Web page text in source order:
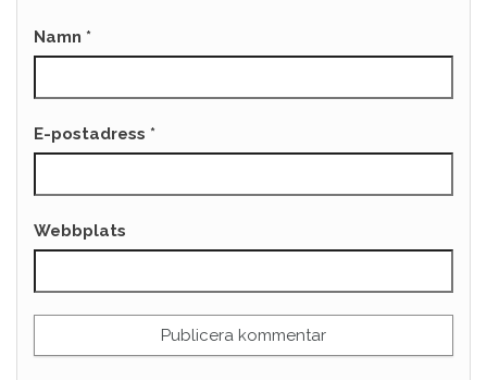
Namn *
E-postadress *
Webbplats